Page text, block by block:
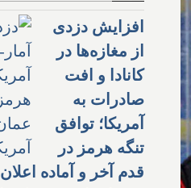
افزایش دزدی
از مغازه‌ها در
کانادا و افت
صادرات به
آمریکا؛ توافق
تنگه هرمز در
قدم آخر و آماده